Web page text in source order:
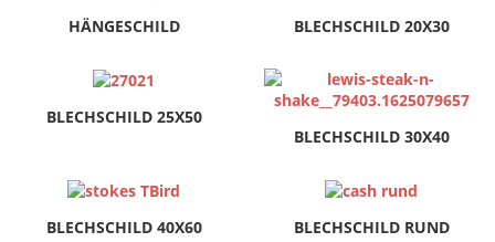
HÄNGESCHILD BLECHSCHILD 20X30
BLECHSCHILD 25X50
BLECHSCHILD 30X40
BLECHSCHILD 40X60 BLECHSCHILD RUND